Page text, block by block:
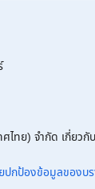
ทย) จำกัด เกี่ย
ปกป้องข้อมูลของบร